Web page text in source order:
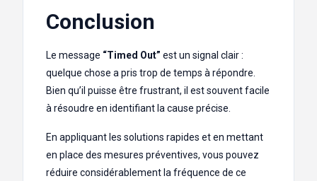
Conclusion
Le message “Timed Out” est un signal clair :
quelque chose a pris trop de temps à répondre.
Bien qu’il puisse être frustrant, il est souvent facile
à résoudre en identifiant la cause précise.
En appliquant les solutions rapides et en mettant
en place des mesures préventives, vous pouvez
réduire considérablement la fréquence de ce